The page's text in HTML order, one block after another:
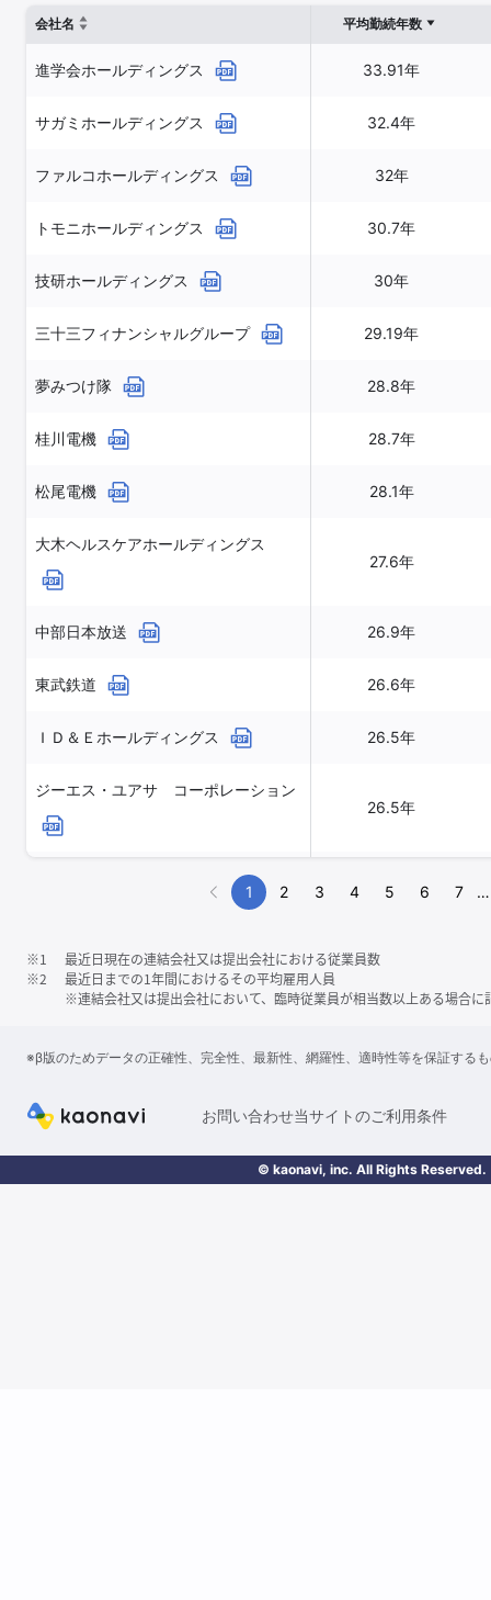
会社名
平均勤続年数
進学会ホールディングス 33.91年
サガミホールディングス 32.4年
ファルコホールディングス 32年
トモニホールディングス 30.7年
技研ホールディングス 30年
三十三フィナンシャルグループ 29.19年
夢みつけ隊 28.8年
桂川電機 28.7年
松尾電機 28.1年
大木ヘルスケアホールディングス
27.6年
中部日本放送 26.9年
東武鉄道 26.6年
ＩＤ＆Ｅホールディングス 26.5年
ジーエス・ユアサ コーポレーション
26.5年
あいちフィナンシャルグループ
1 2 3 4 5 6 7 …
※1
最近日現在の連結会社又は提出会社における従業員数
※2
最近日までの1年間におけるその平均雇用人員
※連結会社又は提出会社において、臨時従業員が相当数以上ある場合に
※β版のためデータの正確性、完全性、最新性、網羅性、適時性等を保証する
お問い合わせ当サイトのご利用条件
© kaonavi, inc. All Rights Reserved.